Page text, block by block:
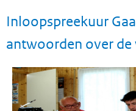
Inloopspreekuur
antwoorden over de